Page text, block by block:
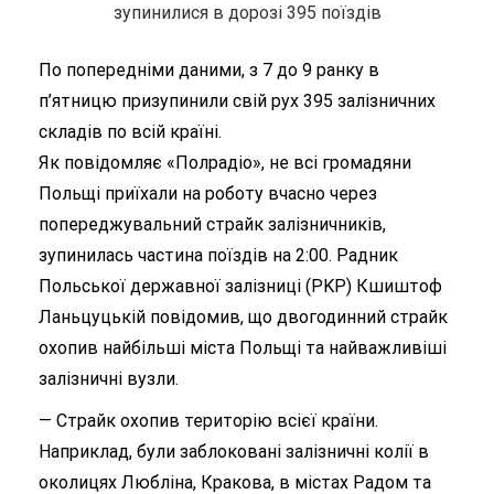
зупинилися в дорозі 395 поїздів
По попередніми даними, з 7 до 9 ранку в
п’ятницю призупинили свій рух 395 залізничних
складів по всій країні.
Як повідомляє «Полрадіо», не всі громадяни
Польщі приїхали на роботу вчасно через
попереджувальний страйк залізничників,
зупинилась частина поїздів на 2:00. Радник
Польської державної залізниці (PKP) Кшиштоф
Ланьцуцькій повідомив, що двогодинний страйк
охопив найбільші міста Польщі та найважливіші
залізничні вузли.
— Страйк охопив територію всієї країни.
Наприклад, були заблоковані залізничні колії в
околицях Любліна, Кракова, в містах Радом та